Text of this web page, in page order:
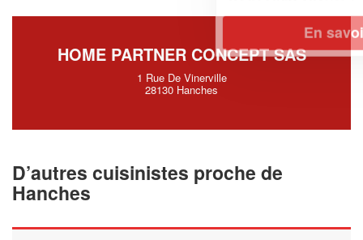
HOME PARTNER CONCEPT SAS
1 Rue De Vinerville
28130 Hanches
D’autres cuisinistes proche de
Hanches